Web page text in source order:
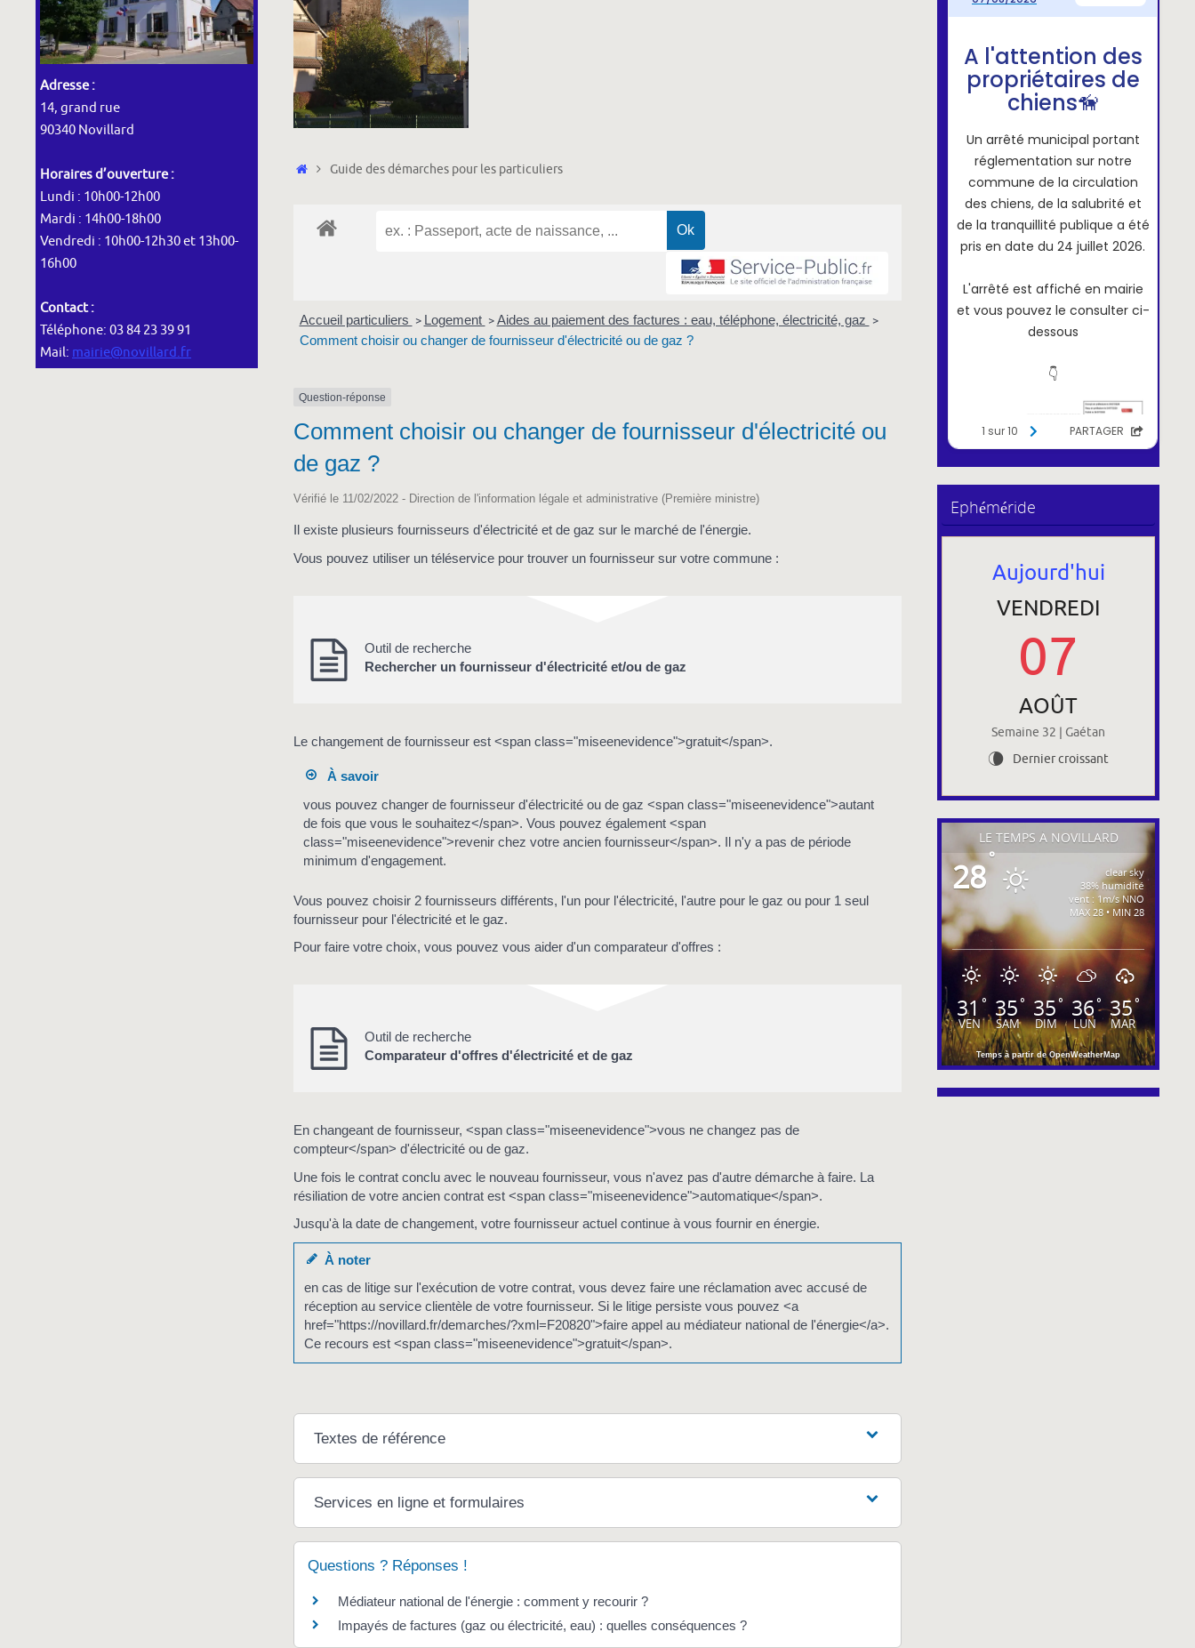
Accueil
Guide des démarches pour les particuliers
Accueil particuliers > Logement > Aides au paiement des factures : eau, téléphone, électricité, gaz >
Comment choisir ou changer de fournisseur d'électricité ou de gaz ?
Question-réponse
Comment choisir ou changer de fournisseur d'électricité ou
de gaz ?
Vérifié le 11/02/2022 - Direction de l'information légale et administrative (Première ministre)
Il existe plusieurs fournisseurs d'électricité et de gaz sur le marché de l'énergie.
Vous pouvez utiliser un téléservice pour trouver un fournisseur sur votre commune :
Outil de recherche
Rechercher un fournisseur d'électricité et/ou de gaz
Le changement de fournisseur est <span class="miseenevidence">gratuit</span>.
À savoir
vous pouvez changer de fournisseur d'électricité ou de gaz <span class="miseenevidence">autant
de fois que vous le souhaitez</span>. Vous pouvez également <span
class="miseenevidence">revenir chez votre ancien fournisseur</span>. Il n'y a pas de période
minimum d'engagement.
Vous pouvez choisir 2 fournisseurs différents, l'un pour l'électricité, l'autre pour le gaz ou pour 1 seul
fournisseur pour l'électricité et le gaz.
Pour faire votre choix, vous pouvez vous aider d'un comparateur d'offres :
Outil de recherche
Comparateur d'offres d'électricité et de gaz
En changeant de fournisseur, <span class="miseenevidence">vous ne changez pas de
compteur</span> d'électricité ou de gaz.
Une fois le contrat conclu avec le nouveau fournisseur, vous n'avez pas d'autre démarche à faire. La
résiliation de votre ancien contrat est <span class="miseenevidence">automatique</span>.
Jusqu'à la date de changement, votre fournisseur actuel continue à vous fournir en énergie.
À noter
en cas de litige sur l'exécution de votre contrat, vous devez faire une réclamation avec accusé de
réception au service clientèle de votre fournisseur. Si le litige persiste vous pouvez <a
href="https://novillard.fr/demarches/?xml=F20820">faire appel au médiateur national de l'énergie</a>.
Ce recours est <span class="miseenevidence">gratuit</span>.
Textes de référence
Services en ligne et formulaires
Questions ? Réponses !
Médiateur national de l'énergie : comment y recourir ?
Impayés de factures (gaz ou électricité, eau) : quelles conséquences ?
Adresse :
14, grand rue
90340 Novillard
Horaires d’ouverture :
Lundi : 10h00-12h00
Mardi : 14h00-18h00
Vendredi : 10h00-12h30 et 13h00-
16h00
Contact :
Téléphone: 03 84 23 39 91
Mail: mairie@novillard.fr
Ephéméride
Aujourd'hui
VENDREDI
07
AOÛT
Semaine 32 | Gaétan
V Dernier croissant
LE TEMPS À NOVILLARD
28°
clear sky
38% humidité
vent : 1m/s NNO
MAX 28 • MIN 28
31°
VEN
35°
SAM
35°
DIM
36°
LUN
35°
MAR
Temps à partir de OpenWeatherMap